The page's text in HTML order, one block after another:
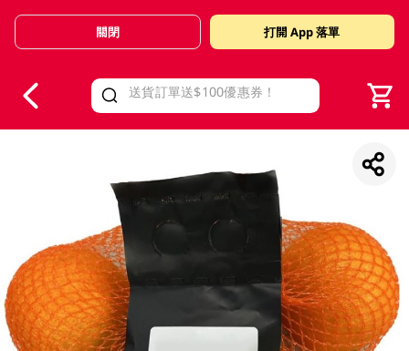
Valid Until 30 June 2026
關閉 打開 App 落單